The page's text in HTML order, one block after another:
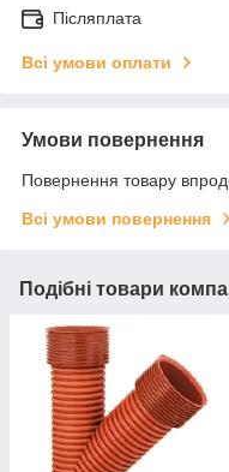
Післяплата
Всі умови оплати
Умови повернення
Повернення товару
Всі умови повернення
Подібні товари